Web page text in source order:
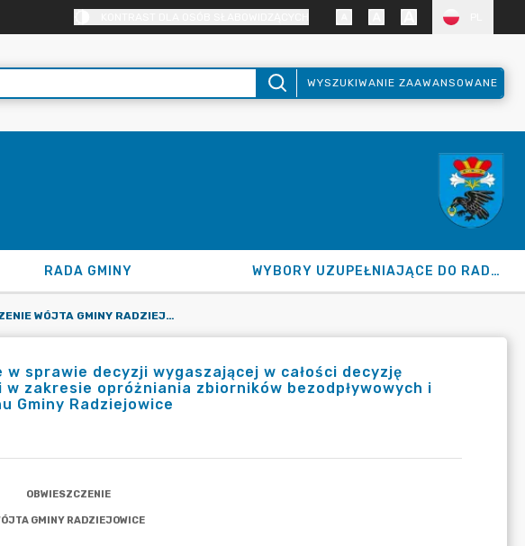
WYSZUKIWANIE ZAAWANSOWANE
RADA GMINY WYBORY UZUPEŁNIAJĄCE DO RADY GMINY 2026
OBWIESZCZENIE WÓJTA GMINY RADZIEJOWICE W SPRAWIE DECYZJI WYGASZAJĄCEJ W CAŁOŚCI DECYZJĘ ZEZWALAJĄCĄ NA PROWADZENIE DZIAŁALNOŚCI W ZAKRESIE OPRÓŻNIANIA ZBIORNIKÓW BEZODPŁYWOWYCH I TRANSPORTU NIECZYSTOSCI CIEKŁYCH Z TERENU GMINY RADZIEJOWICE
w sprawie decyzji wygaszającej w całości decyzję
zakresie opróżniania zbiorników bezodpływowych i
Gminy Radziejowice